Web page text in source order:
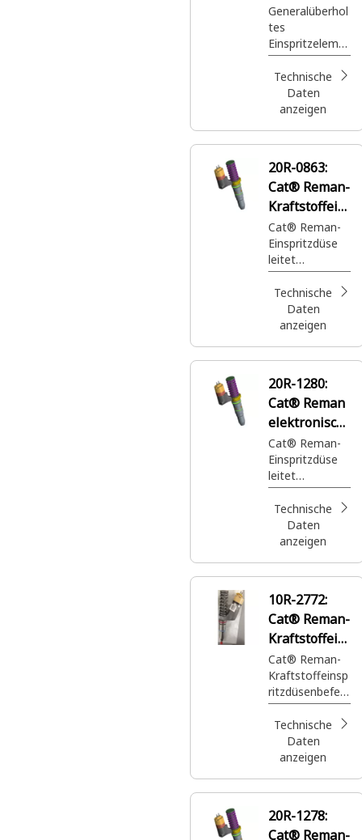
spritzdüse
Generalüberhol
tes
Einspritzeleme
nt
Technische
Daten
anzeigen
20R-0863:
Cat® Reman-
Kraftstoffein
spritzdüse
Cat® Reman-
Einspritzdüse
leitet
Hochdruckkraft
stoff in den
Motorzylinder
Technische
Daten
anzeigen
20R-1280:
Cat® Reman
elektronisch
e
Einspritzdüs
e
Cat® Reman-
Einspritzdüse
leitet
Hochdruckkraft
stoff in den
Motorzylinder
Technische
Daten
anzeigen
10R-2772:
Cat® Reman-
Kraftstoffein
spritzdüse
Cat® Reman-
Kraftstoffeinsp
ritzdüsenbefest
igung am
Motorzylinderk
Technische
Daten
anzeigen
20R-1278:
Cat® Reman-